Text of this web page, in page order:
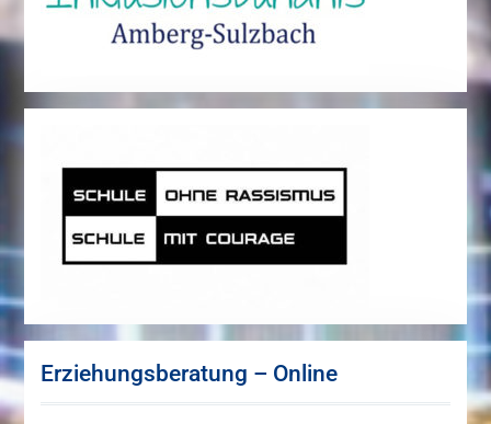
Erziehungsberatung – Online